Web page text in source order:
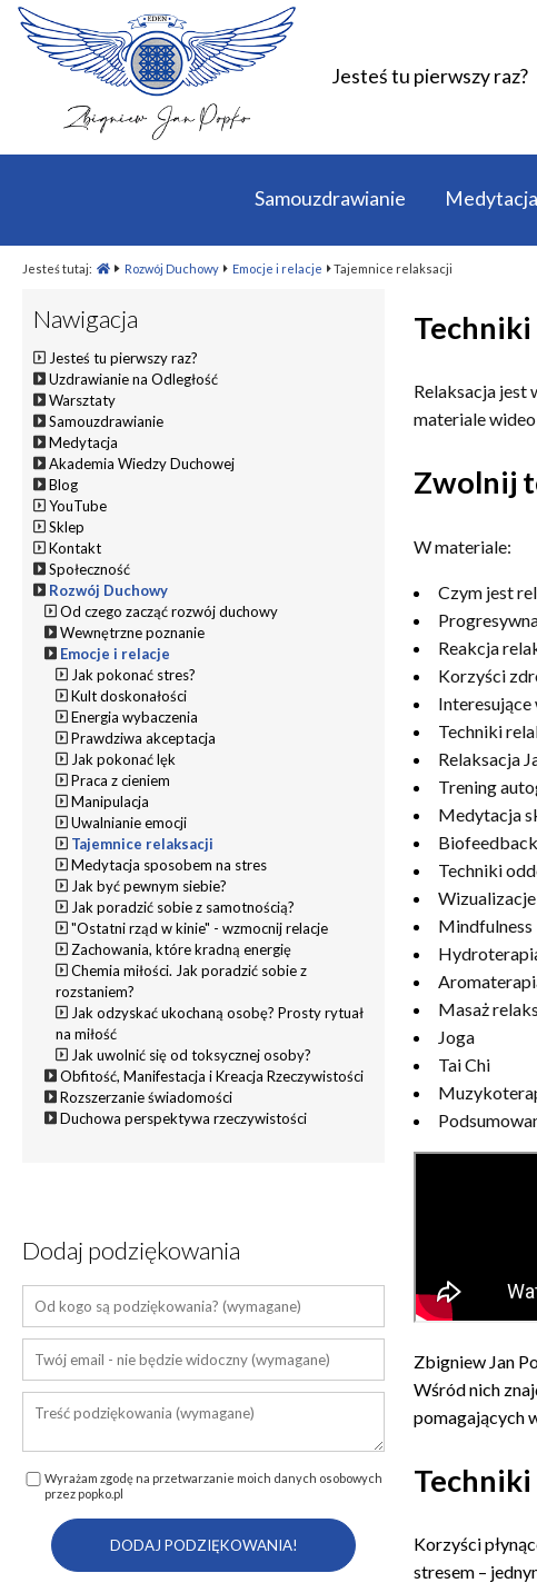
Jesteś tu pierwszy raz?
Samouzdrawianie Medytacja
Jesteś tutaj: Rozwój Duchowy Emocje i relacje Tajemnice relaksacji
Relaksacja jest
materiale
Zwolnij
W materiale:
Czym jest
Reakcja
Korzyści
Techniki
Relaksacja
Trening
Medytacja
Biofeedback
Techniki
Wizualizacje
Mindfulness
Masaż
Joga
Tai Chi
Zbigniew Jan
Wśród nich
pomagających
Korzyści
stresem –
Nawigacja
Jesteś tu pierwszy raz?
Uzdrawianie na Odległość
Warsztaty
Samouzdrawianie
Medytacja
Akademia Wiedzy Duchowej
Blog
YouTube
Sklep
Kontakt
Społeczność
Rozwój Duchowy
Od czego zacząć rozwój duchowy
Wewnętrzne poznanie
Emocje i relacje
Jak pokonać stres?
Kult doskonałości
Energia wybaczenia
Prawdziwa akceptacja
Jak pokonać lęk
Praca z cieniem
Manipulacja
Uwalnianie emocji
Tajemnice relaksacji
Medytacja sposobem na stres
Jak być pewnym siebie?
Jak poradzić sobie z samotnością?
"Ostatni rząd w kinie" - wzmocnij relacje
Zachowania, które kradną energię
Chemia miłości. Jak poradzić sobie z
rozstaniem?
Jak odzyskać ukochaną osobę? Prosty rytuał
na miłość
Jak uwolnić się od toksycznej osoby?
Obfitość, Manifestacja i Kreacja Rzeczywistości
Rozszerzanie świadomości
Duchowa perspektywa rzeczywistości
Dodaj podziękowania
Wyrażam zgodę na przetwarzanie moich danych osobowych
przez popko.pl